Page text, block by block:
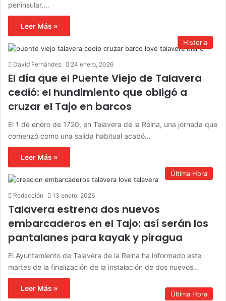
peninsular,…
Leer Más »
Historia
David Fernández 24 enero, 2026
El día que el Puente Viejo de Talavera
cedió: el hundimiento que obligó a
cruzar el Tajo en barcos
El 1 de enero de 1720, en Talavera de la Reina, una jornada que
comenzó como una salida habitual acabó…
Leer Más »
Última Hora
Redacción 13 enero, 2026
Talavera estrena dos nuevos
embarcaderos en el Tajo: así serán los
pantalanes para kayak y piragua
El Ayuntamiento de Talavera de la Reina ha informado este
martes de la finalización de la instalación de dos nuevos…
Leer Más »
Última Hora